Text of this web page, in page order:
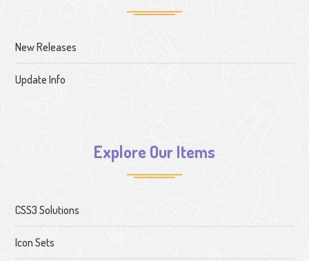
New Releases
Update Info
Explore Our Items
CSS3 Solutions
Icon Sets